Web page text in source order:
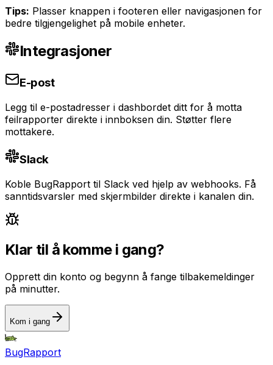
Tips: Plasser knappen i footeren eller navigasjonen for
bedre tilgjengelighet på mobile enheter.
Integrasjoner
E-post
Legg til e-postadresser i dashbordet ditt for å motta
feilrapporter direkte i innboksen din. Støtter flere
mottakere.
Slack
Koble BugRapport til Slack ved hjelp av webhooks. Få
sanntidsvarsler med skjermbilder direkte i kanalen din.
Klar til å komme i gang?
Opprett din konto og begynn å fange tilbakemeldinger
på minutter.
Kom i gang
BugRapport